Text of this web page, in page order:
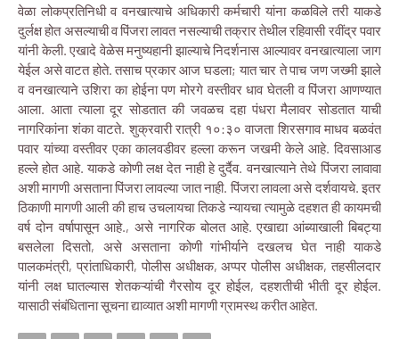
वेळा लोकप्रतिनिधी व वनखात्याचे अधिकारी कर्मचारी यांना कळविले तरी याकडे
दुर्लक्ष होत असल्याची व पिंजरा लावत नसल्याची तक्रार तेथील रहिवासी रवींद्र पवार
यांनी केली. एखादे वेळेस मनुष्यहानी झाल्याचे निदर्शनास आल्यावर वनखात्याला जाग
येईल असे वाटत होते. तसाच प्रकार आज घडला; यात चार ते पाच जण जख्मी झाले
व वनखात्याने उशिरा का होईना पण मोरगे वस्तीवर धाव घेतली व पिंजरा आणण्यात
आला. आता त्याला दूर सोडतात की जवळच दहा पंधरा मैलावर सोडतात याची
नागरिकांना शंका वाटते. शुक्रवारी रात्री १०:३० वाजता शिरसगाव माधव बळवंत
पवार यांच्या वस्तीवर एका कालवडीवर हल्ला करून जखमी केले आहे. दिवसाआड
हल्ले होत आहे. याकडे कोणी लक्ष देत नाही हे दुर्दैव. वनखात्याने तेथे पिंजरा लावावा
अशी मागणी असताना पिंजरा लावल्या जात नाही. पिंजरा लावला असे दर्शवायचे. इतर
ठिकाणी मागणी आली की हाच उचलायचा तिकडे न्यायचा त्यामुळे दहशत ही कायमची
वर्ष दोन वर्षापासून आहे., असे नागरिक बोलत आहे. एखाद्या आंब्याखाली बिबट्या
बसलेला दिसतो, असे असताना कोणी गांभीर्याने दखलच घेत नाही याकडे
पालकमंत्री, प्रांताधिकारी, पोलीस अधीक्षक, अप्पर पोलीस अधीक्षक, तहसीलदार
यांनी लक्ष घातल्यास शेतकऱ्यांची गैरसोय दूर होईल, दहशतीची भीती दूर होईल.
यासाठी संबंधिताना सूचना द्याव्यात अशी मागणी ग्रामस्थ करीत आहेत.